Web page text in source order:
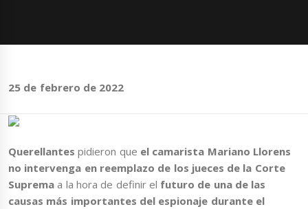
25 de febrero de 2022
Querellantespidieron que el camarista Mariano Llorens
no intervenga en reemplazo de los jueces de la Corte
Supremaa la hora de definir el futuro de una de las
causas más importantes del espionaje durante el